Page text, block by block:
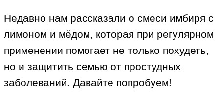
Недавно нам рассказали о смеси имбиря с
лимоном и мёдом, которая при регулярном
применении помогает не только похудеть,
но и защитить семью от простудных
заболеваний. Давайте попробуем!